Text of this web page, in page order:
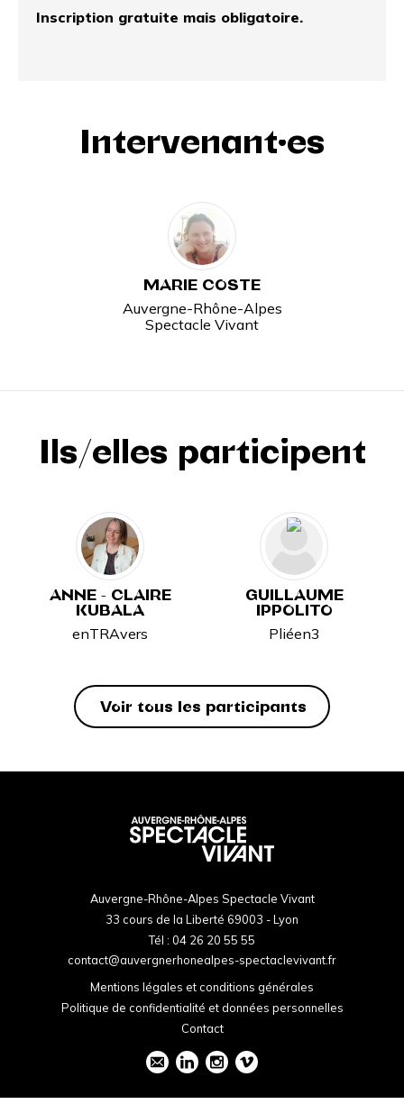
Inscription gratuite mais obligatoire.
Intervenant·es
MARIE COSTE
Auvergne-Rhône-Alpes
Spectacle Vivant
Ils/elles participent
ANNE - CLAIRE
KUBALA
enTRAvers
GUILLAUME
IPPOLITO
Pliéen3
Voir tous les participants
Auvergne-Rhône-Alpes Spectacle Vivant
33 cours de la Liberté 69003 - Lyon
Tél : 04 26 20 55 55
contact@auvergnerhonealpes-spectaclevivant.fr
Mentions légales et conditions générales
Politique de confidentialité et données personnelles
Contact